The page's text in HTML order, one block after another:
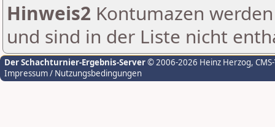
Hinweis2 Kontumazen
und sind in der Liste nicht
Der Schachturnier-Ergebnis-Server© 2006-2026 Heinz Herzog,
Impressum / Nutzungsbedingungen